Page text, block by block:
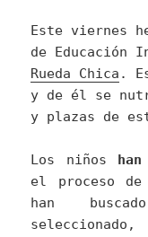
Este viernes
de
Rueda Chica .
y de él se
y plazas de
Los niños
el proceso
han